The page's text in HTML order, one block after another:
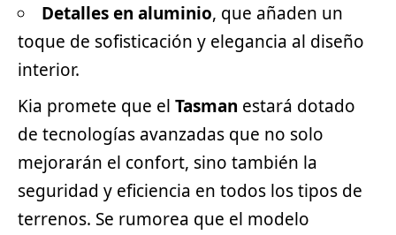
Detalles en aluminio, que añaden un
toque de sofisticación y elegancia al diseño
interior.
Kia promete que el Tasman estará dotado
de tecnologías avanzadas que no solo
mejorarán el confort, sino también la
seguridad y eficiencia en todos los tipos de
terrenos. Se rumorea que el modelo